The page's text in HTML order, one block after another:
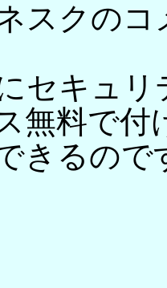
スクの
セキュリ
無料で付
きるの